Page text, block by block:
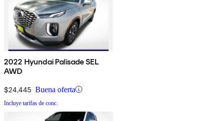
2022 Hyundai Palisade SEL
AWD
$24,445 Buena oferta
Incluye tarifas de conc.